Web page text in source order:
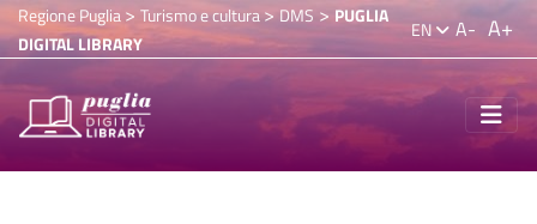
Regione Puglia> Turismo e cultura>DMS > PUGLIA
DIGITAL LIBRARY
EN A- A+